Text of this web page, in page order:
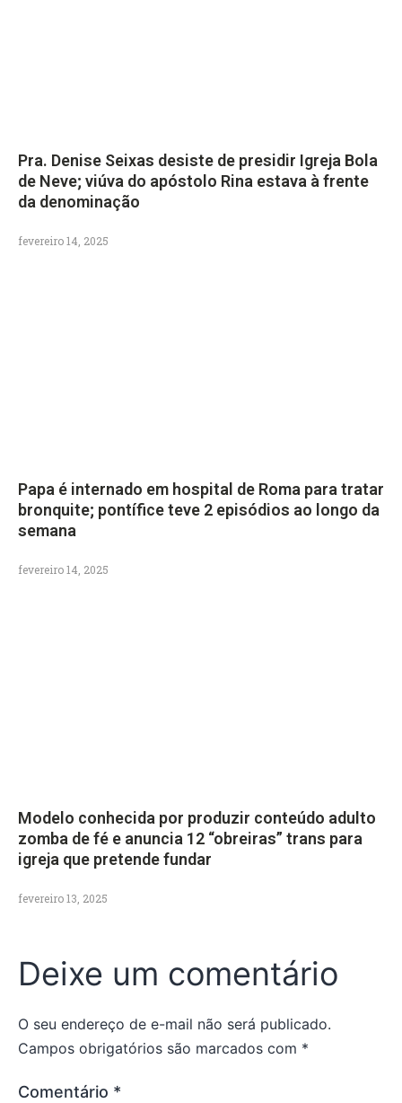
Pra. Denise Seixas desiste de presidir Igreja Bola
de Neve; viúva do apóstolo Rina estava à frente
da denominação
fevereiro 14, 2025
Papa é internado em hospital de Roma para tratar
bronquite; pontífice teve 2 episódios ao longo da
semana
fevereiro 14, 2025
Modelo conhecida por produzir conteúdo adulto
zomba de fé e anuncia 12 “obreiras” trans para
igreja que pretende fundar
fevereiro 13, 2025
Deixe um comentário
O seu endereço de e-mail não será publicado.
Campos obrigatórios são marcados com *
Comentário *